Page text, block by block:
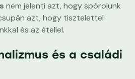
nem jelenti azt, hogy spórolunk
azt, hogy tisztelettel
és az étellel.
és a családi